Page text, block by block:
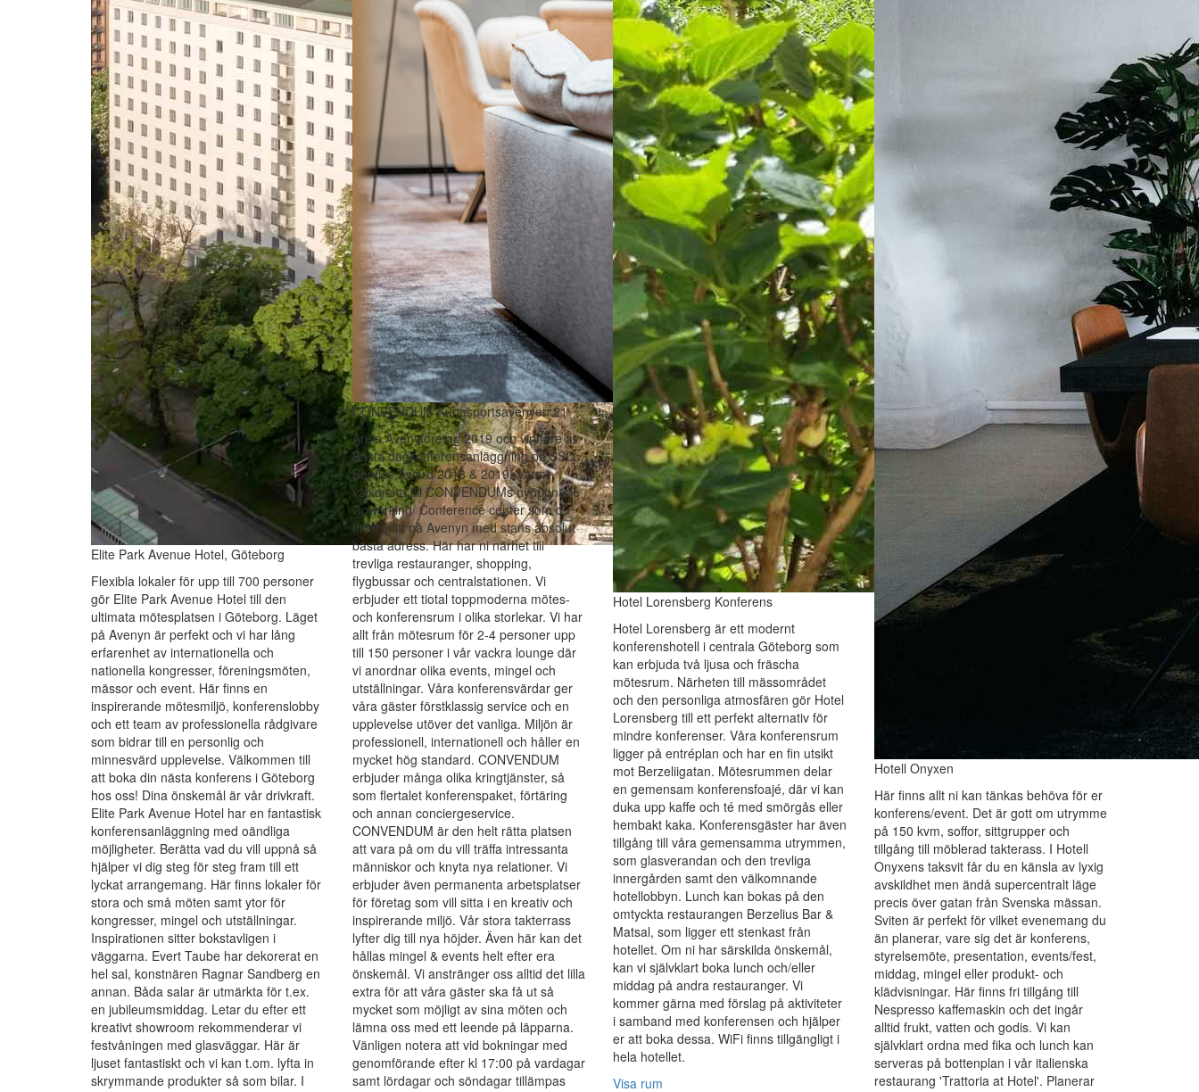
Elite Park Avenue Hotel, Göteborg
Flexibla lokaler för upp till 700 personer
gör Elite Park Avenue Hotel till den
ultimata mötesplatsen i Göteborg. Läget
på Avenyn är perfekt och vi har lång
erfarenhet av internationella och
nationella kongresser, föreningsmöten,
mässor och event. Här finns en
inspirerande mötesmiljö, konferenslobby
och ett team av professionella rådgivare
som bidrar till en personlig och
minnesvärd upplevelse. Välkommen till
att boka din nästa konferens i Göteborg
hos oss! Dina önskemål är vår drivkraft.
Elite Park Avenue Hotel har en fantastisk
konferensanläggning med oändliga
möjligheter. Berätta vad du vill uppnå så
hjälper vi dig steg för steg fram till ett
lyckat arrangemang. Här finns lokaler för
stora och små möten samt ytor för
kongresser, mingel och utställningar.
Inspirationen sitter bokstavligen i
väggarna. Evert Taube har dekorerat en
hel sal, konstnären Ragnar Sandberg en
annan. Båda salar är utmärkta för t.ex.
en jubileumsmiddag. Letar du efter ett
kreativt showroom rekommenderar vi
festvåningen med glasväggar. Här är
ljuset fantastiskt och vi kan t.om. lyfta in
skrymmande produkter så som bilar. I
CONVENDUM Kungsportsavenyen 21
Årets Avenyföretag 2019 och vinnare av
Bästa dagkonferensanläggning på SSQ
Service Award 2018 & 2019! Varmt
välkomna till CONVENDUMs nyöppnade
Coworking/ Conference center som du
hittar mitt på Avenyn med stans absolut
bästa adress. Här har ni närhet till
trevliga restauranger, shopping,
flygbussar och centralstationen. Vi
erbjuder ett tiotal toppmoderna mötes-
och konferensrum i olika storlekar. Vi har
allt från mötesrum för 2-4 personer upp
till 150 personer i vår vackra lounge där
vi anordnar olika events, mingel och
utställningar. Våra konferensvärdar ger
våra gäster förstklassig service och en
upplevelse utöver det vanliga. Miljön är
professionell, internationell och håller en
mycket hög standard. CONVENDUM
erbjuder många olika kringtjänster, så
som flertalet konferenspaket, förtäring
och annan conciergeservice.
CONVENDUM är den helt rätta platsen
att vara på om du vill träffa intressanta
människor och knyta nya relationer. Vi
erbjuder även permanenta arbetsplatser
för företag som vill sitta i en kreativ och
inspirerande miljö. Vår stora takterrass
lyfter dig till nya höjder. Även här kan det
hållas mingel & events helt efter era
önskemål. Vi anstränger oss alltid det lilla
extra för att våra gäster ska få ut så
mycket som möjligt av sina möten och
lämna oss med ett leende på läpparna.
Vänligen notera att vid bokningar med
genomförande efter kl 17:00 på vardagar
samt lördagar och söndagar tillämpas
Hotel Lorensberg Konferens
Hotel Lorensberg är ett modernt
konferenshotell i centrala Göteborg som
kan erbjuda två ljusa och fräscha
mötesrum. Närheten till mässområdet
och den personliga atmosfären gör Hotel
Lorensberg till ett perfekt alternativ för
mindre konferenser. Våra konferensrum
ligger på entréplan och har en fin utsikt
mot Berzeliigatan. Mötesrummen delar
en gemensam konferensfoajé, där vi kan
duka upp kaffe och té med smörgås eller
hembakt kaka. Konferensgäster har även
tillgång till våra gemensamma utrymmen,
som glasverandan och den trevliga
innergården samt den välkomnande
hotellobbyn. Lunch kan bokas på den
omtyckta restaurangen Berzelius Bar &
Matsal, som ligger ett stenkast från
hotellet. Om ni har särskilda önskemål,
kan vi självklart boka lunch och/eller
middag på andra restauranger. Vi
kommer gärna med förslag på aktiviteter
i samband med konferensen och hjälper
er att boka dessa. WiFi finns tillgängligt i
hela hotellet.
Visa rum
Hotell Onyxen
Här finns allt ni kan tänkas behöva för er
konferens/event. Det är gott om utrymme
på 150 kvm, soffor, sittgrupper och
tillgång till möblerad takterass. I Hotell
Onyxens taksvit får du en känsla av lyxig
avskildhet men ändå supercentralt läge
precis över gatan från Svenska mässan.
Sviten är perfekt för vilket evenemang du
än planerar, vare sig det är konferens,
styrelsemöte, presentation, events/fest,
middag, mingel eller produkt- och
klädvisningar. Här finns fri tillgång till
Nespresso kaffemaskin och det ingår
alltid frukt, vatten och godis. Vi kan
självklart ordna med fika och lunch kan
serveras på bottenplan i vår italienska
restaurang 'Trattoria at Hotel'. Planerar